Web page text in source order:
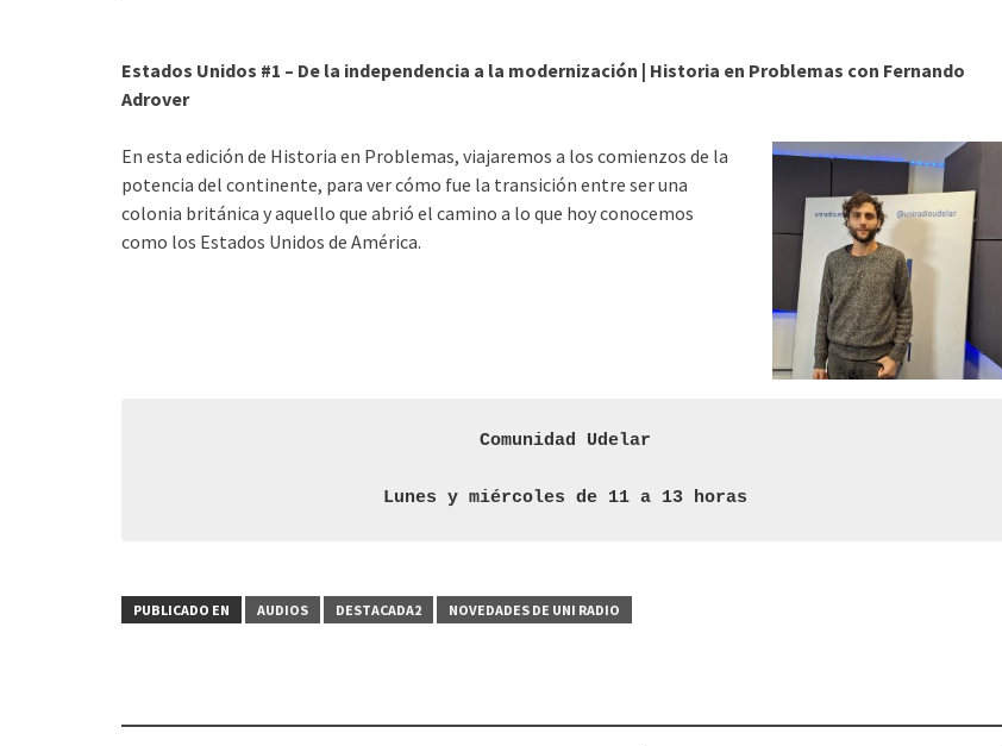
flecha
aumentar
o
disminuir
volumen.
Estados Unidos #1 – De la independencia a la modernización | Historia en Problemas con Fernando
Adrover
En esta edición de Historia en Problemas, viajaremos a los comienzos de la
potencia del continente, para ver cómo fue la transición entre ser una
colonia británica y aquello que abrió el camino a lo que hoy conocemos
como los Estados Unidos de América.
Comunidad Udelar
Lunes y miércoles de 11 a 13 horas
PUBLICADO EN AUDIOS DESTACADA2 NOVEDADES DE UNI RADIO